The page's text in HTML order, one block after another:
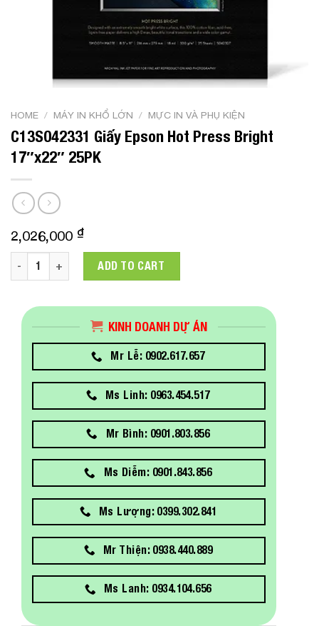
HOME / MÁY IN KHỔ LỚN / MỰC IN VÀ PHỤ KIỆN
C13S042331 Giấy Epson Hot Press Bright
17″x22″ 25PK
2,026,000 ₫
C13S042331 Giấy Epson Hot Press Bright 17"x22" 25PK
ADD TO CART
KINH DOANH DỰ ÁN
Mr Lễ: 0902.617.657
Ms Linh: 0963.454.517
Mr Bình: 0901.803.856
Ms Diễm: 0901.843.856
Ms Lượng: 0399.302.841
Mr Thiện: 0938.440.889
Ms Lanh: 0934.104.656